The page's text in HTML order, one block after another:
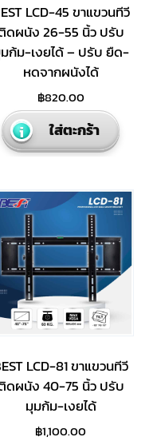
LCD-45 ขาแขวนทีวี
ดผนัง 26-55 นิ้ว ปรับ
ก้ม-เงยได้ – ปรับ ยืด-
หดจากผนังได้
฿820.00
ใส่ตะกร้า
LCD-81 ขาแขวนทีวี
ดผนัง 40-75 นิ้ว ปรับ
มุมก้ม-เงยได้
฿1,100.00